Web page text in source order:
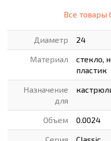
Все товары
Диаметр 24
Материал
стекло,
пластик
Назначение
для
Объем 0.0024